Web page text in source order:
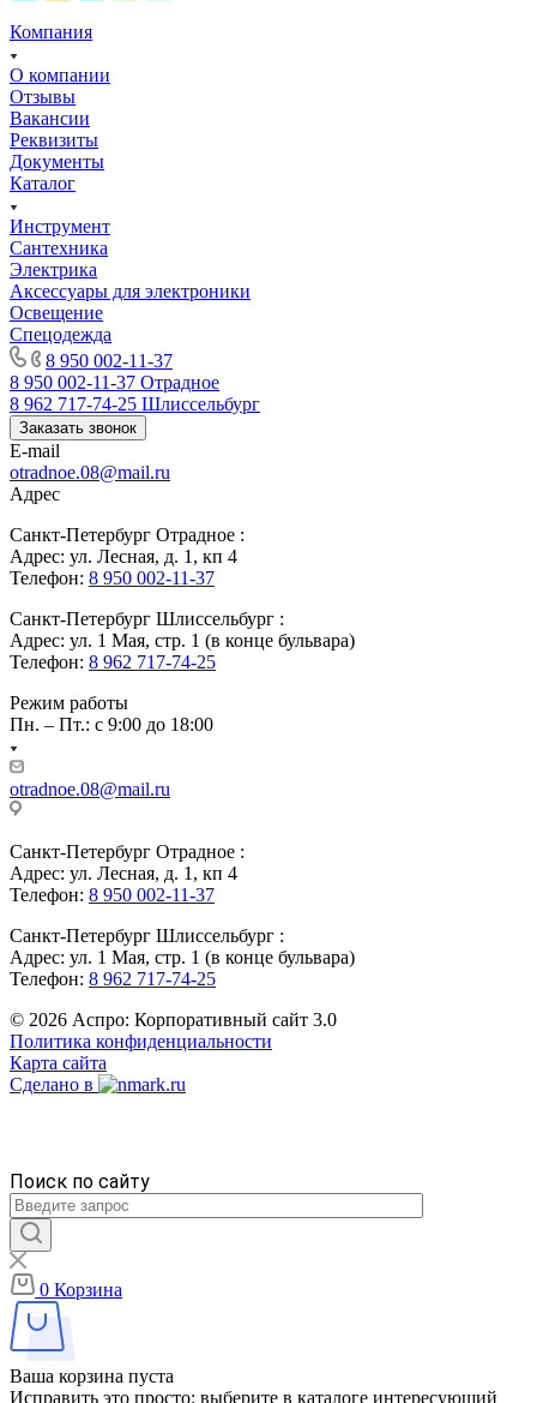
Компания
О компании
Отзывы
Вакансии
Реквизиты
Документы
Каталог
Инструмент
Сантехника
Электрика
Аксессуары для электроники
Освещение
Спецодежда
8 950 002-11-37
8 950 002-11-37 Отрадное
8 962 717-74-25 Шлиссельбург
Заказать звонок
E-mail
otradnoe.08@mail.ru
Адрес
Санкт-Петербург Отрадное :
Адрес: ул. Лесная, д. 1, кп 4
Телефон: 8 950 002-11-37
Санкт-Петербург Шлиссельбург :
Адрес: ул. 1 Мая, стр. 1 (в конце бульвара)
Телефон: 8 962 717-74-25
Режим работы
Пн. – Пт.: с 9:00 до 18:00
otradnoe.08@mail.ru
Санкт-Петербург Отрадное :
Адрес: ул. Лесная, д. 1, кп 4
Телефон: 8 950 002-11-37
Санкт-Петербург Шлиссельбург :
Адрес: ул. 1 Мая, стр. 1 (в конце бульвара)
Телефон: 8 962 717-74-25
© 2026 Аспро: Корпоративный сайт 3.0
Политика конфиденциальности
Карта сайта
Сделано в
Поиск по сайту
0 Корзина
Ваша корзина пуста
Исправить это просто: выберите в каталоге интересующий